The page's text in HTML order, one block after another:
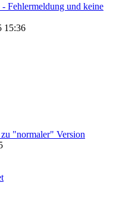
Fehlermeldung und keine
15:36
"normaler" Version